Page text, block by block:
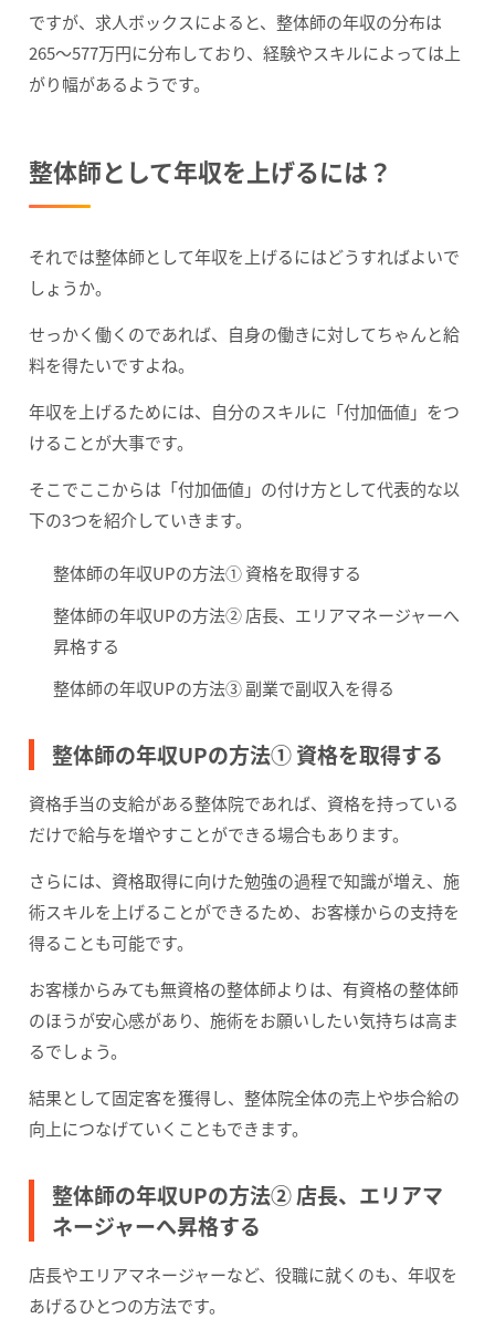
ですが、求人ボックスによると、整体師の年収の分布は
265〜577万円に分布しており、経験やスキルによっては上
がり幅があるようです。
整体師として年収を上げるには？
それでは整体師として年収を上げるにはどうすればよいで
しょうか。
せっかく働くのであれば、自身の働きに対してちゃんと給
料を得たいですよね。
年収を上げるためには、自分のスキルに「付加価値」をつ
けることが大事です。
そこでここからは「付加価値」の付け方として代表的な以
下の3つを紹介していきます。
整体師の年収UPの方法① 資格を取得する
整体師の年収UPの方法② 店長、エリアマネージャーへ
昇格する
整体師の年収UPの方法③ 副業で副収入を得る
整体師の年収UPの方法① 資格を取得する
資格手当の支給がある整体院であれば、資格を持っている
だけで給与を増やすことができる場合もあります。
さらには、資格取得に向けた勉強の過程で知識が増え、施
術スキルを上げることができるため、お客様からの支持を
得ることも可能です。
お客様からみても無資格の整体師よりは、有資格の整体師
のほうが安心感があり、施術をお願いしたい気持ちは高ま
るでしょう。
結果として固定客を獲得し、整体院全体の売上や歩合給の
向上につなげていくこともできます。
整体師の年収UPの方法② 店長、エリアマ
ネージャーへ昇格する
店長やエリアマネージャーなど、役職に就くのも、年収を
あげるひとつの方法です。